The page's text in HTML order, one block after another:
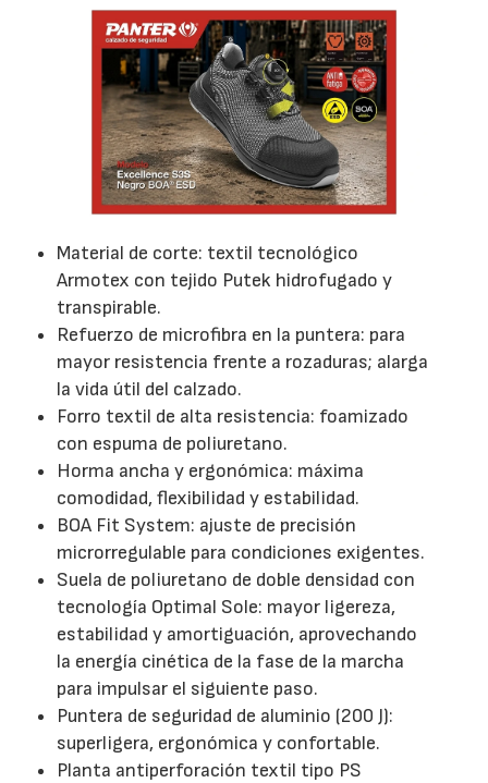
Material de corte: textil tecnológico
Armotex con tejido Putek hidrofugado y
transpirable.
Refuerzo de microfibra en la puntera: para
mayor resistencia frente a rozaduras; alarga
la vida útil del calzado.
Forro textil de alta resistencia: foamizado
con espuma de poliuretano.
Horma ancha y ergonómica: máxima
comodidad, flexibilidad y estabilidad.
BOA Fit System: ajuste de precisión
microrregulable para condiciones exigentes.
Suela de poliuretano de doble densidad con
tecnología Optimal Sole: mayor ligereza,
estabilidad y amortiguación, aprovechando
la energía cinética de la fase de la marcha
para impulsar el siguiente paso.
Puntera de seguridad de aluminio (200 J):
superligera, ergonómica y confortable.
Planta antiperforación textil tipo PS